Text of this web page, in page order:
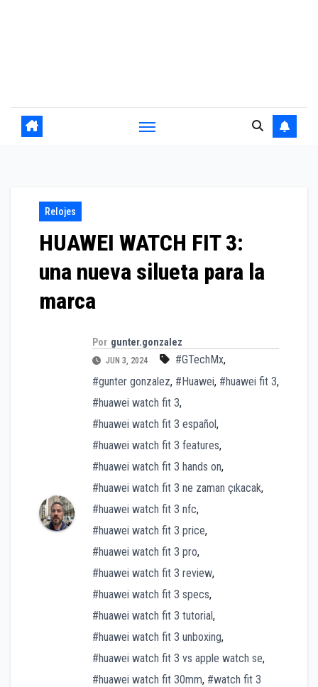
Relojes
HUAWEI WATCH FIT 3:
una nueva silueta para la
marca
Por gunter.gonzalez
JUN 3, 2024 #GTechMx,
#gunter gonzalez, #Huawei, #huawei fit 3,
#huawei watch fit 3,
#huawei watch fit 3 español,
#huawei watch fit 3 features,
#huawei watch fit 3 hands on,
#huawei watch fit 3 ne zaman çıkacak,
#huawei watch fit 3 nfc,
#huawei watch fit 3 price,
#huawei watch fit 3 pro,
#huawei watch fit 3 review,
#huawei watch fit 3 specs,
#huawei watch fit 3 tutorial,
#huawei watch fit 3 unboxing,
#huawei watch fit 3 vs apple watch se,
#huawei watch fit 30mm, #watch fit 3